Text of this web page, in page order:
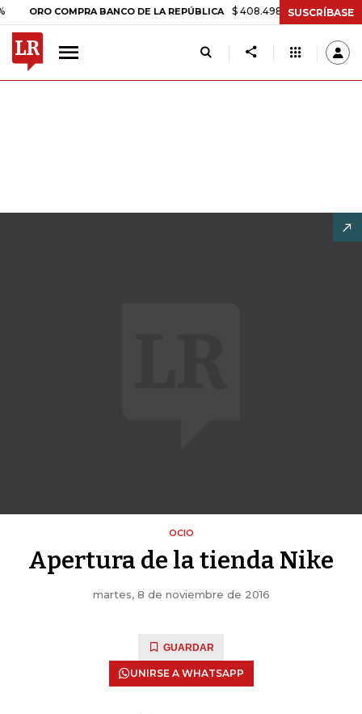
COMPRA BANCO DE LA REPÚBLICA $ 408.498,97 +$ 8.753,81 +2,19%
SUSCRÍBASE
OCIO
Apertura de la tienda Nike
martes, 8 de noviembre de 2016
GUARDAR
UNIRSE A WHATSAPP